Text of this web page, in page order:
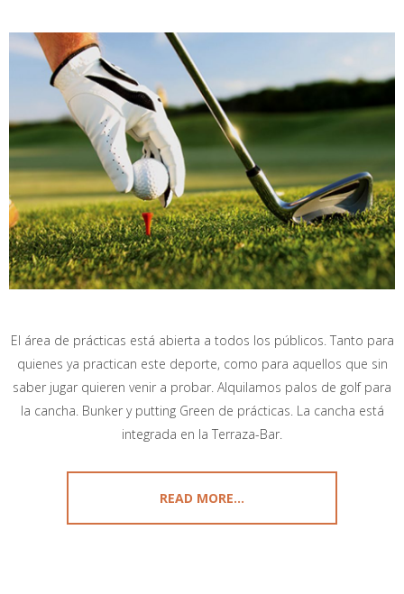
El área de prácticas está abierta a todos los públicos. Tanto para
quienes ya practican este deporte, como para aquellos que sin
saber jugar quieren venir a probar. Alquilamos palos de golf para
la cancha. Bunker y putting Green de prácticas. La cancha está
integrada en la Terraza-Bar.
READ MORE...